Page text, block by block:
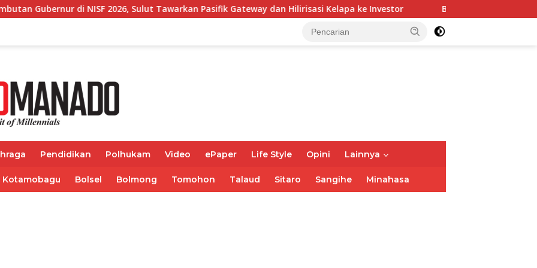
2026, Sulut Tawarkan Pasifik Gateway dan Hilirisasi Kelapa ke Investor Bupati Franky Wongkar Tinjau Posko Siaga
Pendidikan Polhukam Video ePaper Life Style Opini Lainnya
Kotamobagu Bolsel Bolmong Tomohon Talaud Sitaro Sangihe Minahasa